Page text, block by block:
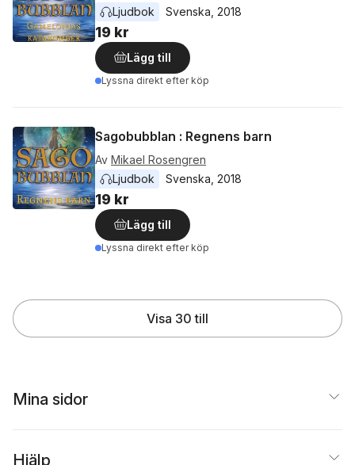
Ljudbok
Svenska 2018
19 kr
Lägg till
Lyssna direkt efter köp
Sagobubblan : Regnens barn
Av Mikael Rosengren
Ljudbok
Svenska 2018
19 kr
Lägg till
Lyssna direkt efter köp
Visa 30 till
Mina sidor
Hjälp